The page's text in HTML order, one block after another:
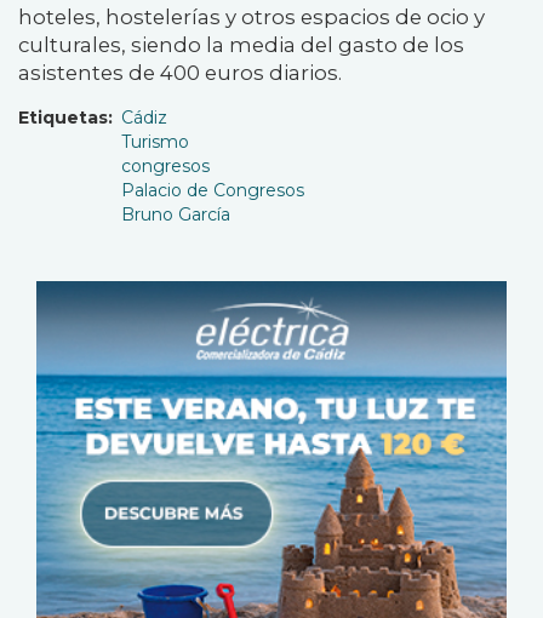
hoteles, hostelerías y otros espacios de ocio y
culturales, siendo la media del gasto de los
asistentes de 400 euros diarios.
Etiquetas
Cádiz
Turismo
congresos
Palacio de Congresos
Bruno García